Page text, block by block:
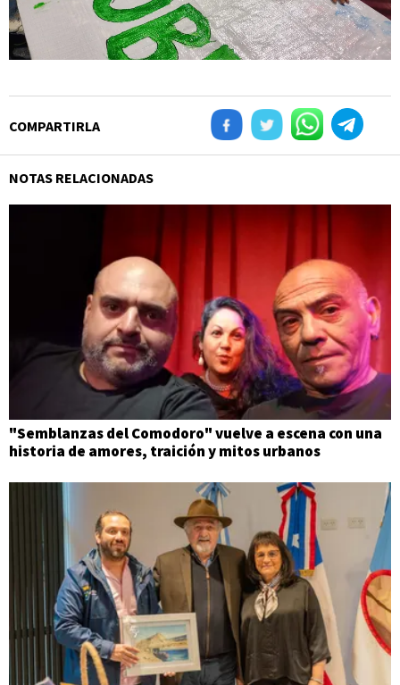
COMPARTIRLA
NOTAS RELACIONADAS
"Semblanzas del Comodoro" vuelve a escena con una
historia de amores, traición y mitos urbanos